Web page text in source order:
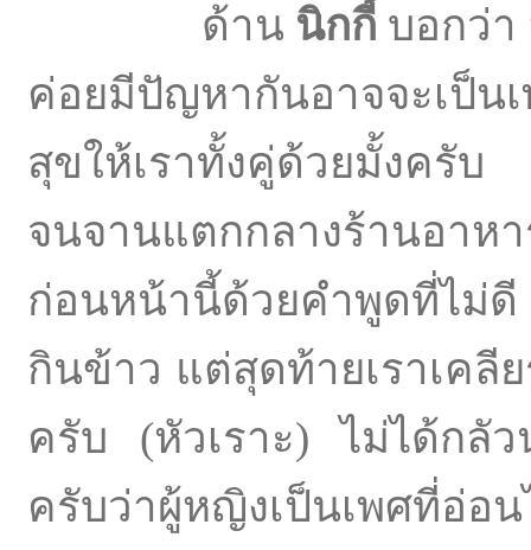
ด้าน นิกกี้ บอกว่า
ค่อยมีปัญหากันอาจจะเป็น
สุขให้เราทั้งคู่ด้วยมั้งครับ
จนจานแตกกลางร้านอาห
ก่อนหน้านี้ด้วยคำพูดที่ไม่
กินข้าว แต่สุดท้ายเราเคลี
ครับ (หัวเราะ) ไม่ได้กลั
ครับว่าผู้หญิงเป็นเพศที่อ่อ